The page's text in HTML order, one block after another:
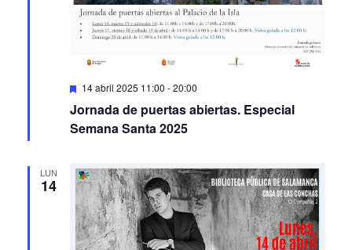
Featured
14 abril 2025 11:00-20:00
Jornada de puertas abiertas. Especial
Semana Santa 2025